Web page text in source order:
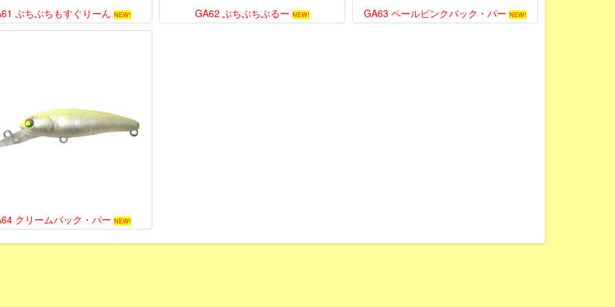
ぶちぶちもすぐりーん NEW! GA62 ぶちぶちぶるー NEW! GA63 ペールピンクバック・パー NEW!
クリームバック・パー NEW!